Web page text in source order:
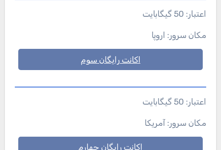
اعتبار: 50 گیگابایت
مکان سرور: اروپا
اکانت رایگان سوم
اعتبار: 50 گیگابایت
مکان سرور: آمریکا
اکانت رایگان چهارم